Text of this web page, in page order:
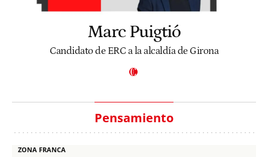
Marc Puigtió
Candidato de ERC a la alcaldía de Girona
Pensamiento
ZONA FRANCA